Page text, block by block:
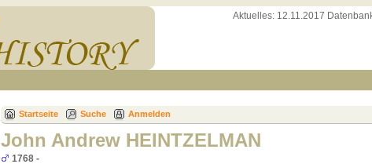
Aktuelles: 12.11.2017
Startseite Suche Anmelden
John Andrew HEINTZELMAN
1768 -